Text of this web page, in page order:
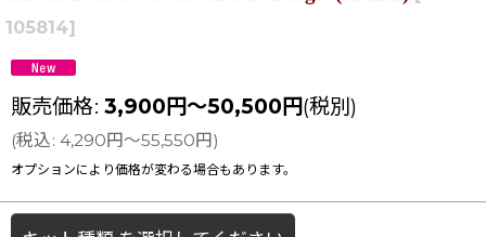
105814]
販売価格: 3,900 円～50,500 円(税別)
(税込: 4,290円 ～55,550円 )
オプションにより価格が変わる場合もあります。